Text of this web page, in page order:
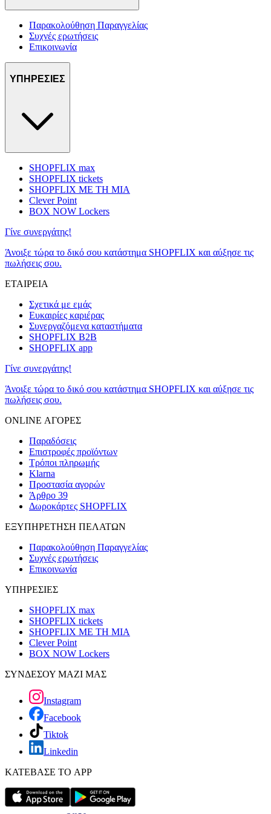
Παρακολούθηση Παραγγελίας
Συχνές ερωτήσεις
Επικοινωνία
ΥΠΗΡΕΣΙΕΣ
SHOPFLIX max
SHOPFLIX tickets
SHOPFLIX ΜΕ ΤΗ ΜΙΑ
Clever Point
BOX NOW Lockers
Γίνε συνεργάτης!
Άνοιξε τώρα το δικό σου κατάστημα SHOPFLIX και αύξησε τις
πωλήσεις σου.
ΕΤΑΙΡΕΙΑ
Σχετικά με εμάς
Ευκαιρίες καριέρας
Συνεργαζόμενα καταστήματα
SHOPFLIX B2B
SHOPFLIX app
Γίνε συνεργάτης!
Άνοιξε τώρα το δικό σου κατάστημα SHOPFLIX και αύξησε τις
πωλήσεις σου.
ONLINE ΑΓΟΡΕΣ
Παραδόσεις
Επιστροφές προϊόντων
Τρόποι πληρωμής
Klarna
Προστασία αγορών
Άρθρο 39
Δωροκάρτες SHOPFLIX
ΕΞΥΠΗΡΕΤΗΣΗ ΠΕΛΑΤΩΝ
Παρακολούθηση Παραγγελίας
Συχνές ερωτήσεις
Επικοινωνία
ΥΠΗΡΕΣΙΕΣ
SHOPFLIX max
SHOPFLIX tickets
SHOPFLIX ΜΕ ΤΗ ΜΙΑ
Clever Point
BOX NOW Lockers
ΣΥΝΔΕΣΟΥ ΜΑΖΙ ΜΑΣ
Instagram
Facebook
Tiktok
Linkedin
ΚΑΤΕΒΑΣΕ ΤΟ APP